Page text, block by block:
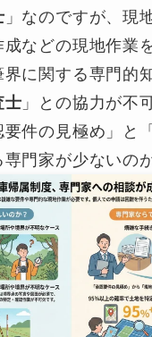
」なのですが、現
などの現地作業
に関する専門的
士 」との協力が不
件の見極め」と
専門家が少ないの